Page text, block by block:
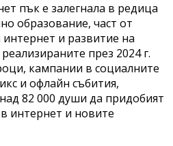
пък е залегнала в редица
образование, част от
и развитие на
през 2024 г.
кампании в социалните
и офлайн събития,
82 000 души да придобият
интернет и новите